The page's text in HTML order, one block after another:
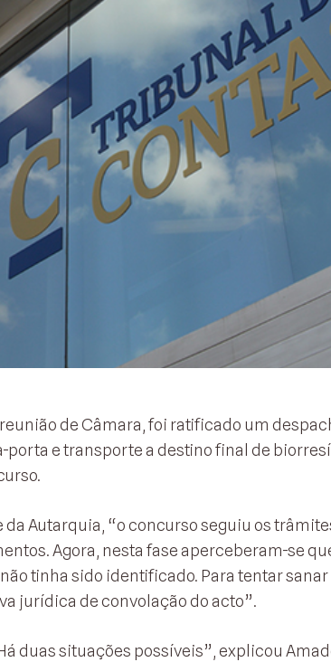
de Câmara, foi ratificado um
e transporte a destino final de
Autarquia, “o concurso seguiu os
Agora, nesta fase aperceberam-se
tinha sido identificado. Para tentar sanar
jurídica de convolação do acto”.
duas situações possíveis”, explicou